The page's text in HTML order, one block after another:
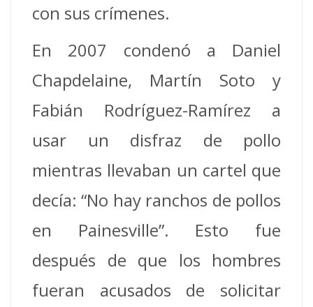
con sus crímenes.
En 2007 condenó a Daniel
Chapdelaine, Martín Soto y
Fabián Rodríguez-Ramírez a
usar un disfraz de pollo
mientras llevaban un cartel que
decía: “No hay ranchos de pollos
en Painesville”. Esto fue
después de que los hombres
fueran acusados de solicitar